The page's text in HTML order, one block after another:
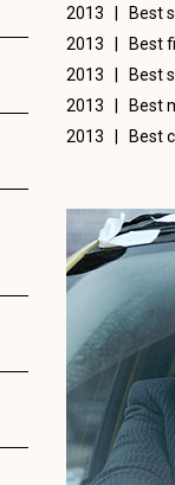
2013 | Best
2013 | Best
2013 | Best
2013 | Best
2013 | Best